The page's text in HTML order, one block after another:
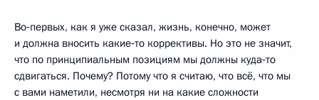
Во‑первых, как я уже сказал, жизнь, конечно, может
и должна вносить какие‑то коррективы. Но это не значит,
что по принципиальным позициям мы должны куда‑то
сдвигаться. Почему? Потому что я считаю, что всё, что мы
с вами наметили, несмотря ни на какие сложности